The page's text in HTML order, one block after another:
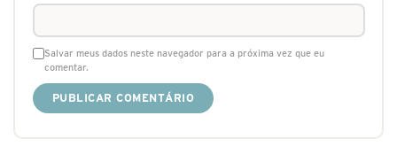
Salvar meus dados neste navegador para a próxima vez que eu
comentar.